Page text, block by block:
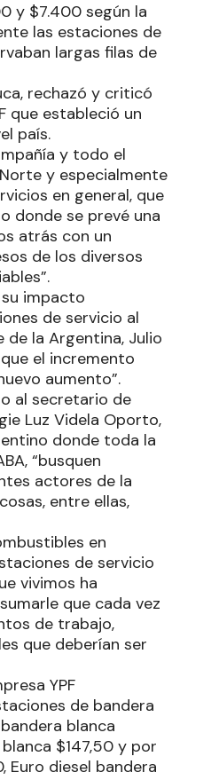
y $7.400 según la
las estaciones de
largas filas de
rechazó y criticó
que estableció un
país.
y todo el
y especialmente
en general, que
donde se prevé una
atrás con un
de los diversos
impacto
de servicio al
la Argentina, Julio
el incremento
aumento”.
al secretario de
Luz Videla Oporto,
donde toda la
“busquen
actores de la
entre ellas,
en
de servicio
vivimos ha
que cada vez
de trabajo,
que deberían ser
YPF
de bandera
blanca
$147,50 y por
Euro diesel bandera